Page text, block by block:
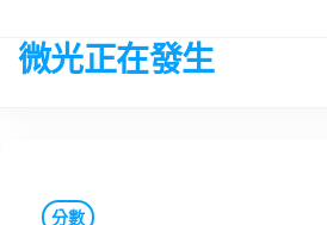
微光正在發生
分數